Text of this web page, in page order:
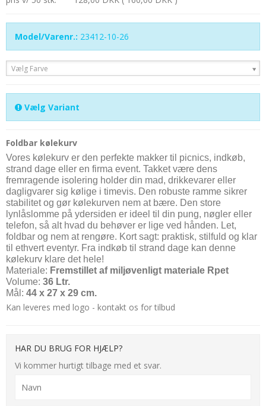
Model/Varenr.: 23412-10-26
Vælg Farve
Vælg Variant
Foldbar kølekurv
Vores kølekurv er den perfekte makker til picnics, indkøb,
strand dage eller en firma event. Takket være dens
fremragende isolering holder din mad, drikkevarer eller
dagligvarer sig kølige i timevis. Den robuste ramme sikrer
stabilitet og gør kølekurven nem at bære. Den store
lynlåslomme på ydersiden er ideel til din pung, nøgler eller
telefon, så alt hvad du behøver er lige ved hånden. Let,
foldbar og nem at rengøre. Kort sagt: praktisk, stilfuld og klar
til ethvert eventyr. Fra indkøb til strand dage kan denne
kølekurv klare det hele!
Materiale: Fremstillet af miljøvenligt materiale Rpet
Volume: 36 Ltr.
Mål: 44 x 27 x 29 cm.
Kan leveres med logo - kontakt os for tilbud
HAR DU BRUG FOR HJÆLP?
Vi kommer hurtigt tilbage med et svar.